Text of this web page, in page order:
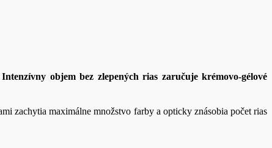
objem bez zlepených rias zaručuje krémovo-gélové
zachytia maximálne množstvo farby a opticky znásobia počet rias